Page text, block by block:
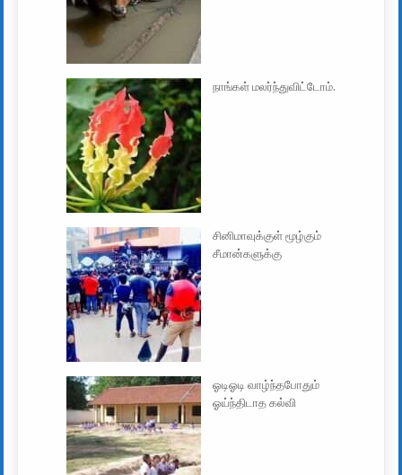
நாங்கள் மலர்ந்துவிட்டோம்.
சினிமாவுக்குள் மூழ்கும்
சீமான்களுக்கு
ஓடிஓடி வாழ்ந்தபோதும்
ஓய்ந்திடாத கல்வி